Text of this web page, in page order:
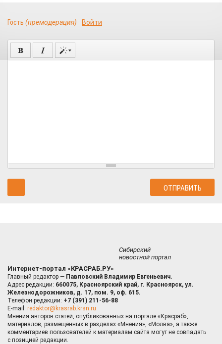
Гость (премодерация) Войти
Сибирский
новостной портал
Интернет-портал «КРАСРАБ.РУ»
Главный редактор — Павловский Владимир Евгеньевич.
Адрес редакции: 660075, Красноярский край, г. Красноярск, ул.
Железнодорожников, д. 17, пом. 9, оф. 615.
Телефон редакции: +7 (391) 211-56-88
E-mail: redaktor@krasrab.krsn.ru
Мнения авторов статей, опубликованных на портале «Красраб»,
материалов, размещённых в разделах «Мнения», «Молва», а также
комментариев пользователей к материалам сайта могут не совпадать
с позицией редакции.